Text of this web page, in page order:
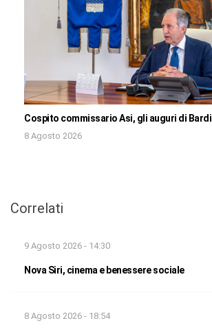
Cospito commissario Asi, gli auguri di Bardi
8 Agosto 2026
Correlati
9 Agosto 2026 - 14:30
Nova Siri, cinema e benessere sociale
8 Agosto 2026 - 18:54